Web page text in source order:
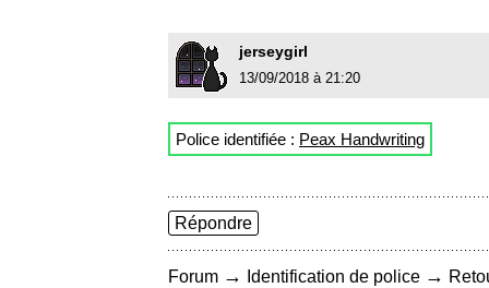
jerseygirl
13/09/2018 à 21:20
Police identifiée : Peax Handwriting
Répondre
Forum → Identification de police →